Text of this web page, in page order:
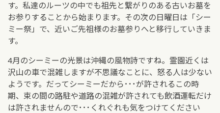
す。私達のルーツの中でも祖先と繋がりのある古いお墓を
お参りすることから始まります。その次の日曜日は「シー
ミー祭」で、近いご先祖様のお墓参りへと移行していきま
す。
4月のシーミーの光景は沖縄の風物詩ですね。霊園近くは
沢山の車で混雑しますが不思議なことに、怒る人は少ない
ようです。だってシーミーだから･･･が許されるこの時
期、束の間の路駐や道路の混雑が許されても飲酒運転だけ
は許されませんので･･･くれぐれも気をつけてください